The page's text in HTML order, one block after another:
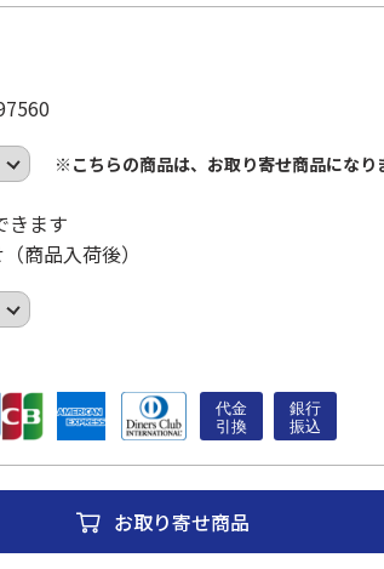
※こちらの商品は、お取り寄せ商品になり
きます
商品入荷後）
お取り寄せ商品